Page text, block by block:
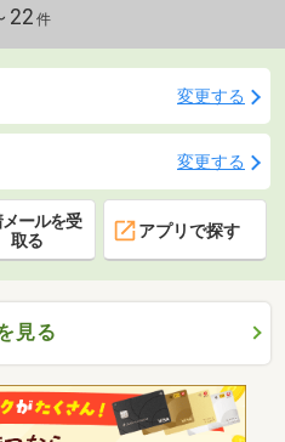
22 件
変更する
変更する
ールを受
取る
アプリで探す
見る